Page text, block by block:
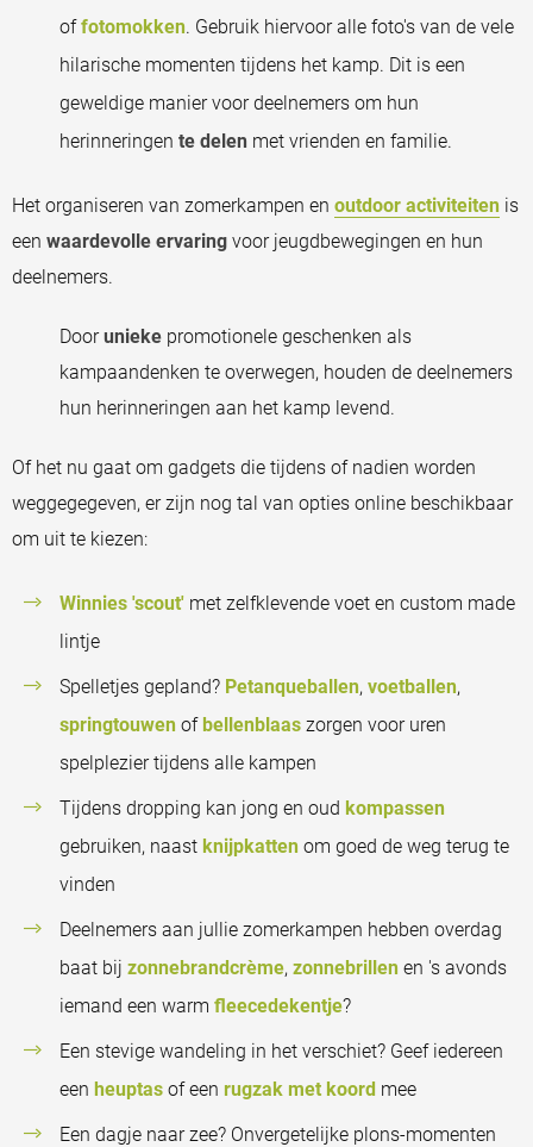
offotomokken. Gebruik hiervoor alle foto's van de vele
hilarische momenten tijdens het kamp. Dit is een
geweldige manier voor deelnemers om hun
herinneringen te delen met vrienden en familie.
Het organiseren van zomerkampen en outdoor activiteiten is
een waardevolle ervaring voor jeugdbewegingen en hun
deelnemers.
Doorunieke promotionele geschenken als
kampaandenken te overwegen, houden de deelnemers
hun herinneringen aan het kamp levend.
Of het nu gaat om gadgets die tijdens of nadien worden
weggegegeven, er zijn nog tal van opties online beschikbaar
om uit te kiezen:
Winnies 'scout' met zelfklevende voet en custom made
lintje
Spelletjes gepland? Petanqueballen, voetballen,
springtouwen ofbellenblaas zorgen voor uren
spelplezier tijdens alle kampen
Tijdens dropping kan jong en oud kompassen
gebruiken, naast knijpkatten om goed de weg terug te
vinden
Deelnemers aan jullie zomerkampen hebben overdag
baat bij zonnebrandcrème, zonnebrillen en 's avonds
iemand een warm fleecedekentje?
Een stevige wandeling in het verschiet? Geef iedereen
een heuptas of een rugzak met koord mee
Een dagje naar zee? Onvergetelijke plons-momenten